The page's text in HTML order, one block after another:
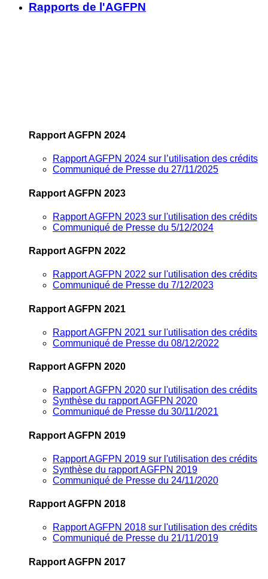
Rapports de l'AGFPN
Rapport AGFPN 2024
Rapport AGFPN 2024 sur l’utilisation des crédits
Communiqué de Presse du 27/11/2025
Rapport AGFPN 2023
Rapport AGFPN 2023 sur l'utilisation des crédits
Communiqué de Presse du 5/12/2024
Rapport AGFPN 2022
Rapport AGFPN 2022 sur l'utilisation des crédits
Communiqué de Presse du 7/12/2023
Rapport AGFPN 2021
Rapport AGFPN 2021 sur l'utilisation des crédits
Communiqué de Presse du 08/12/2022
Rapport AGFPN 2020
Rapport AGFPN 2020 sur l'utilisation des crédits
Synthèse du rapport AGFPN 2020
Communiqué de Presse du 30/11/2021
Rapport AGFPN 2019
Rapport AGFPN 2019 sur l'utilisation des crédits
Synthèse du rapport AGFPN 2019
Communiqué de Presse du 24/11/2020
Rapport AGFPN 2018
Rapport AGFPN 2018 sur l'utilisation des crédits
Communiqué de Presse du 21/11/2019
Rapport AGFPN 2017